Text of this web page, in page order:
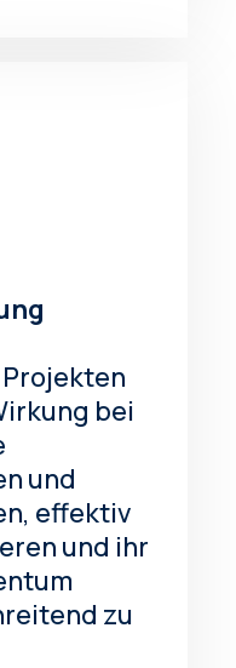
bei
und
effektiv
und ihr
zu